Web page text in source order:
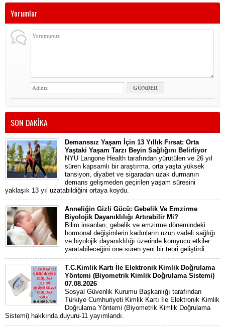
Yorumlar
SON DAKİKA
Demanssız Yaşam İçin 13 Yıllık Fırsat: Orta
Yaştaki Yaşam Tarzı Beyin Sağlığını Belirliyor
NYU Langone Health tarafından yürütülen ve 26 yıl
süren kapsamlı bir araştırma, orta yaşta yüksek
tansiyon, diyabet ve sigaradan uzak durmanın
demans gelişmeden geçirilen yaşam süresini
yaklaşık 13 yıl uzatabildiğini ortaya koydu.
Anneliğin Gizli Gücü: Gebelik Ve Emzirme
Biyolojik Dayanıklılığı Artırabilir Mi?
Bilim insanları, gebelik ve emzirme dönemindeki
hormonal değişimlerin kadınların uzun vadeli sağlığı
ve biyolojik dayanıklılığı üzerinde koruyucu etkiler
yaratabileceğini öne süren yeni bir teori geliştirdi.
T.C.Kimlik Kartı İle Elektronik Kimlik Doğrulama
Yöntemi (Biyometrik Kimlik Doğrulama Sistemi)
07.08.2026
Sosyal Güvenlik Kurumu Başkanlığı tarafından
Türkiye Cumhuriyeti Kimlik Kartı İle Elektronik Kimlik
Doğrulama Yöntemi (Biyometrik Kimlik Doğrulama
Sistemi) hakkında duyuru-11 yayımlandı.